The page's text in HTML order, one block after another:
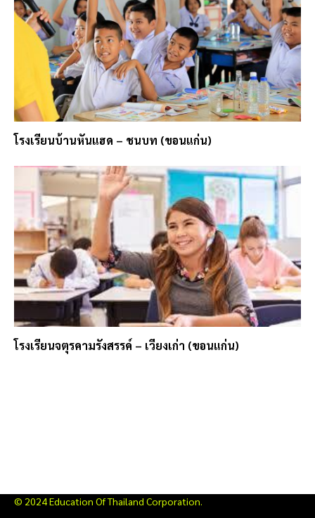
โรงเรียนบ้านหันแฮด – ชนบท (ขอนแก่น)
โรงเรียนจตุรคามรังสรรค์ – เวียงเก่า (ขอนแก่น)
© 2024 Education Of Thailand Corporation.